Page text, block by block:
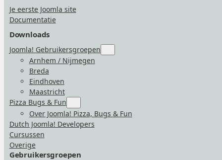
Je eerste Joomla site
Documentatie
Downloads
Joomla! Gebruikersgroepen
for
Arnhem / Nijmegen
Breda
Eindhoven
Maastricht
Pizza Bugs & Fun
for
“Pizza
Bugs
Over Joomla! Pizza, Bugs & Fun
Dutch Joomla! Developers
Cursussen
Overige
Gebruikersgroepen